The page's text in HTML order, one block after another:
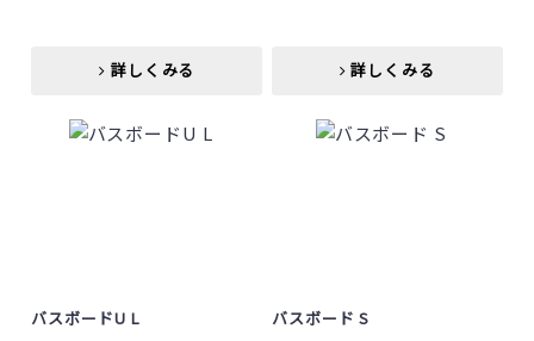
詳しくみる 詳しくみる
詳しくみる 詳しくみる
バスボードU L バスボード S